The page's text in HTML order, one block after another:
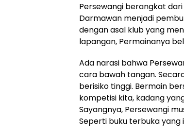
Persewangi berangkat
Darmawan menjadi
dengan asal klub yang
lapangan, Permainanya
Ada narasi bahwa
cara bawah tangan.
berisiko tinggi. Bermain
kompetisi kita, kadang
Sayangnya, Persewangi
Seperti buku terbuka yang